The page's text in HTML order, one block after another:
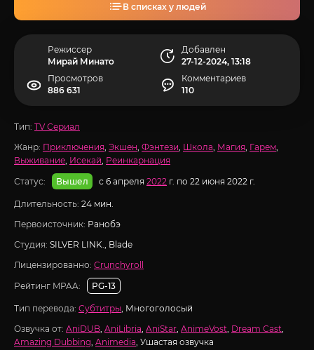
В списках у людей
Режиссер
Мирай Минато
Добавлен
27-12-2024, 13:18
Просмотров
886 631
Комментариев
110
Тип: TV Сериал
Жанр: Приключения, Экшен, Фэнтези, Школа, Магия, Гарем,
Выживание, Исекай, Реинкарнация
Статус:
Вышел с 6 апреля 2022 г. по 22 июня 2022 г.
Длительность: 24 мин.
Первоисточник: Ранобэ
Студия: SILVER LINK., Blade
Лицензированно: Crunchyroll
Рейтинг MPAA:
PG-13
Тип перевода: Субтитры, Многоголосый
Озвучка от: AniDUB, AniLibria, AniStar, AnimeVost, Dream Cast,
Amazing Dubbing, Animedia, Ушастая озвучка